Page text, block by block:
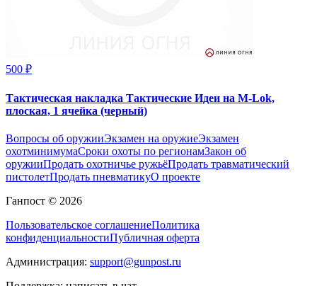
500 ₽
Тактическая накладка Тактические Идеи на M-Lok,
плоская, 1 ячейка (черный)
Вопросы об оружииЭкзамен на оружиеЭкзамен
охотминимумаСроки охоты по регионамЗакон об
оружииПродать охотничье ружьёПродать травматический
пистолетПродать пневматикуО проекте
Ганпост © 2026
Пользовательское соглашениеПолитика
конфиденциальностиПубличная оферта
Администрация: support@gunpost.ru